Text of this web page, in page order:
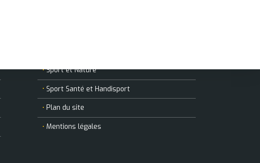
Sport et Nature
Sport Santé et Handisport
Plan du site
Mentions légales